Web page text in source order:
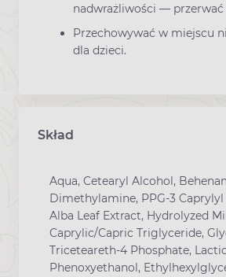
nadwrażliwości — przerwać
Przechowywać w miejscu
dla dzieci.
Skład
Aqua, Cetearyl Alcohol,
Dimethylamine, PPG-3
Alba Leaf Extract, Hydrolyzed
Caprylic/Capric Triglyceride,
Triceteareth-4 Phosphate,
Phenoxyethanol,